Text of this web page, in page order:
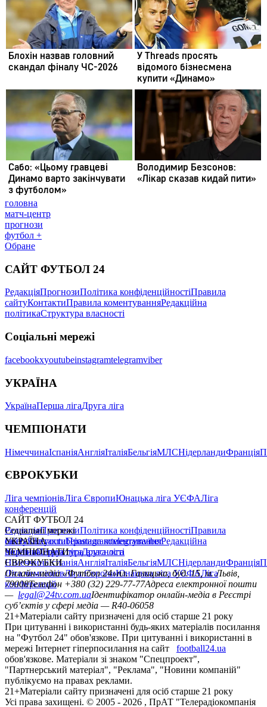
головна
матч-центр
прогнози
футбол +
Обране
САЙТ ФУТБОЛ 24
РедакціяПрогнозиПолітика конфіденційностіПравила
сайтуКонтактиПравила коментуванняРедакційна
політикаСтруктура власності
Соціальні мережі
facebookxyoutubeinstagramtelegramviber
УКРАЇНА
УкраїнаПерша лігаДруга ліга
ЧЕМПІОНАТИ
НімеччинаІспаніяАнгліяІталіяБельгіяМЛСНідерландиФранція
ЄВРОКУБКИ
Ліга чемпіонівЛіга ЄвропиЮнацька ліга УЄФАЛіга
конференцій
САЙТ ФУТБОЛ 24
РедакціяПрогнозиПолітика конфіденційностіПравила
сайтуКонтактиПравила коментуванняРедакційна
політикаСтруктура власності
Соціальні мережі
facebookxyoutubeinstagramtelegramviber
УКРАЇНА
УкраїнаПерша лігаДруга ліга
ЧЕМПІОНАТИ
НімеччинаІспаніяАнгліяІталіяБельгіяМЛСНідерландиФранція
ЄВРОКУБКИ
Ліга чемпіонівЛіга ЄвропиЮнацька ліга УЄФАЛіга
конференцій
Онлайн-медіа «Футбол 24»пл. Галицька, буд. 15, м. Львів,
79008Телефон +380 (32) 229-77-77Адреса електронної пошти
— legal@24tv.com.uaІдентифікатор онлайн-медіа в Реєстрі
суб’єктів у сфері медіа — R40-06058
21+Матеріали сайту призначені для осіб старше 21 року
При цитуванні і використанні будь-яких матеріалів посилання
на "Футбол 24" обов'язкове. При цитуванні і використанні в
мережі Інтернет гіперпосилання на сайт
football24.ua
обов'язкове. Матеріали зі знаком "Спецпроект",
"Партнерський матеріал", "Реклама", "Новини компаній"
публікуємо на правах реклами.
21+Матеріали сайту призначені для осіб старше 21 року
Усi права захищенi. © 2005 - 2026 , ПрАТ "Телерадіокомпанія